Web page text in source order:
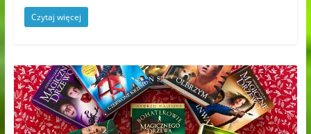
Czytaj więcej